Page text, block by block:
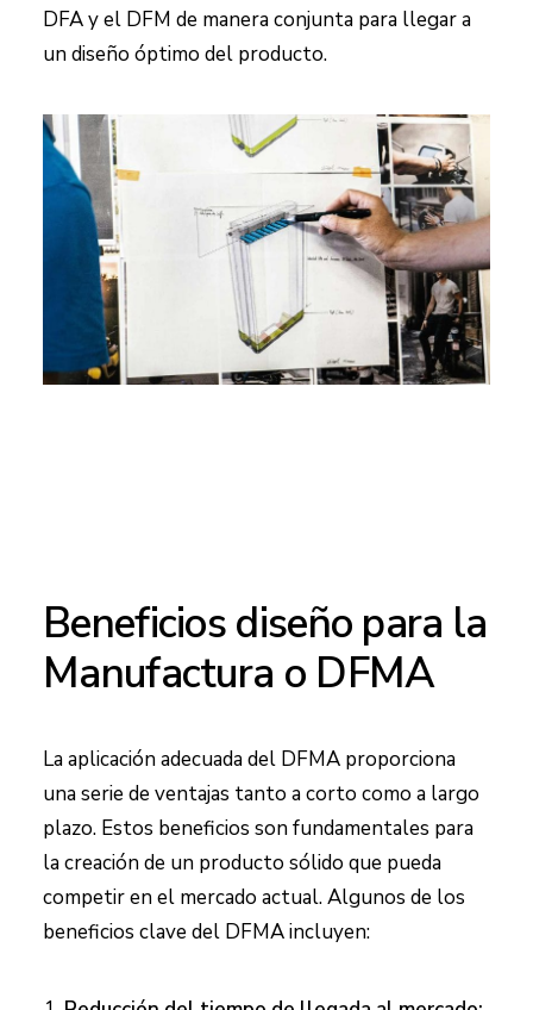
DFA y el DFM de manera conjunta para llegar a
un diseño óptimo del producto.
Beneficios diseño para la
Manufactura o DFMA
La aplicación adecuada del DFMA proporciona
una serie de ventajas tanto a corto como a largo
plazo. Estos beneficios son fundamentales para
la creación de un producto sólido que pueda
competir en el mercado actual. Algunos de los
beneficios clave del DFMA incluyen: